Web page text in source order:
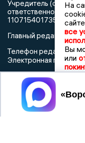
Учредитель
ответственностью
1107154017354)
Главный редактор:
Телефон редакции:
Электронная почта
Регистрационный
июня 2019г. согласно
выдана Федеральной
информационных
На
все
Вы
или